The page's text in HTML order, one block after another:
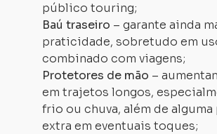
público touring;
Baú traseiro – garante ainda
praticidade, sobretudo em
combinado com viagens;
Protetores de mão –
em trajetos longos,
frio ou chuva, além de
extra em eventuais toques;